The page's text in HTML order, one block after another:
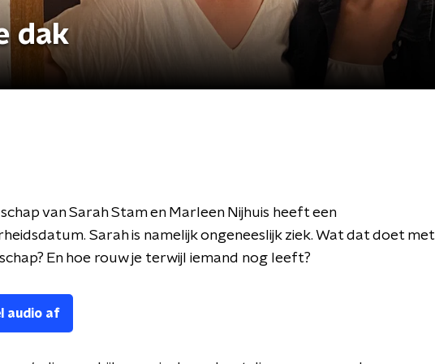
dak
van Sarah Stam en Marleen Nijhuis heeft een
Sarah is namelijk ongeneeslijk ziek. Wat dat doet met
En hoe rouw je terwijl iemand nog leeft?
audio af